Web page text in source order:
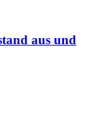
aus und